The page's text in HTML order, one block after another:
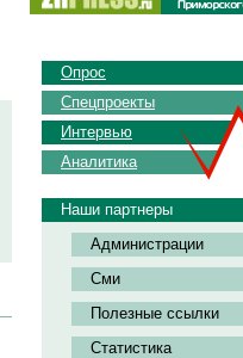
Опрос
Спецпроекты
Интервью
Аналитика
Наши партнеры
Администрации
Сми
Полезные ссылки
Статистика